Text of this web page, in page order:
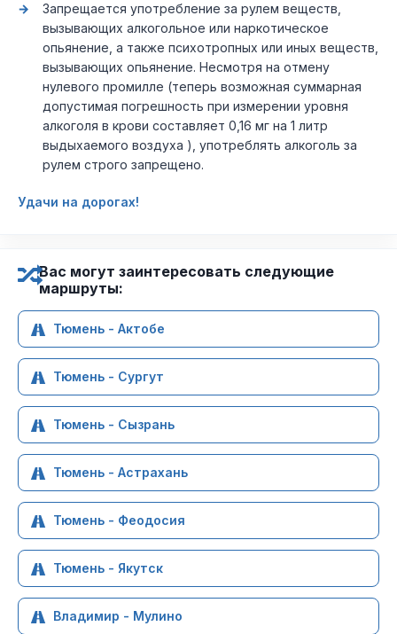
Запрещается употребление за рулем веществ,
вызывающих алкогольное или наркотическое
опьянение, а также психотропных или иных веществ,
вызывающих опьянение. Несмотря на отмену
нулевого промилле (теперь возможная суммарная
допустимая погрешность при измерении уровня
алкоголя в крови составляет 0,16 мг на 1 литр
выдыхаемого воздуха ), употреблять алкоголь за
рулем строго запрещено.
Удачи на дорогах!
Вас могут заинтересовать следующие
маршруты:
Тюмень - Актобе
Тюмень - Сургут
Тюмень - Сызрань
Тюмень - Астрахань
Тюмень - Феодосия
Тюмень - Якутск
Владимир - Мулино